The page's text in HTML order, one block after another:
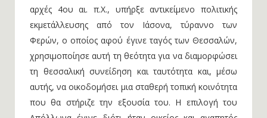
αρχές 4ου αι. π.Χ., υπήρξε αντικείμενο πολιτικής
εκμετάλλευσης από τον Ιάσονα, τύραννο των
Φερών, ο οποίος αφού έγινε ταγός των Θεσσαλών,
χρησιμοποίησε αυτή τη θεότητα για να διαμορφώσει
τη θεσσαλική συνείδηση και ταυτότητα και, μέσω
αυτής, να οικοδομήσει μια σταθερή τοπική κοινότητα
που θα στήριζε την εξουσία του. Η επιλογή του